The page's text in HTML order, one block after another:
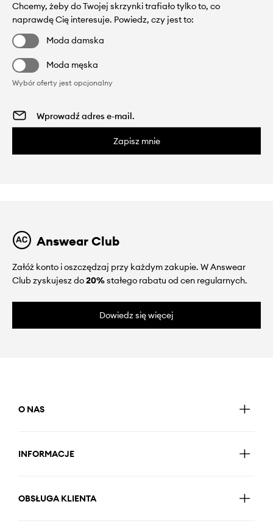
Chcemy, żeby do Twojej skrzynki trafiało tylko to, co
naprawdę Cię interesuje. Powiedz, czy jest to:
Moda damska
Moda męska
Wybór oferty jest opcjonalny
Zapisz mnie
Answear Club
Załóż konto i oszczędzaj przy każdym zakupie. W Answear
Club zyskujesz do20%stałego rabatu od cen regularnych.
Dowiedz się więcej
O NAS
INFORMACJE
OBSŁUGA KLIENTA